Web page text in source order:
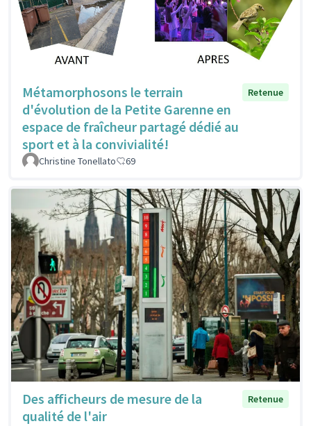
Métamorphosons le terrain
d'évolution de la Petite Garenne en
espace de fraîcheur partagé dédié au
sport et à la convivialité!
Retenue
Christine Tonellato 69
Des afficheurs de mesure de la
qualité de l'air
Retenue